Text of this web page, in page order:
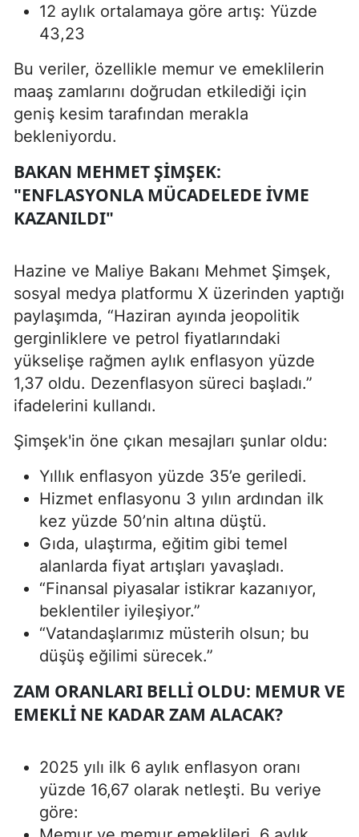
12 aylık ortalamaya göre artış: Yüzde
43,23
Bu veriler, özellikle memur ve emeklilerin
maaş zamlarını doğrudan etkilediği için
geniş kesim tarafından merakla
bekleniyordu.
BAKAN MEHMET ŞIMŞEK:
"ENFLASYONLA MÜCADELEDE İVME
KAZANILDI"
Hazine ve Maliye Bakanı Mehmet Şimşek,
sosyal medya platformu X üzerinden yaptığı
paylaşımda, “Haziran ayında jeopolitik
gerginliklere ve petrol fiyatlarındaki
yükselişe rağmen aylık enflasyon yüzde
1,37 oldu. Dezenflasyon süreci başladı.”
ifadelerini kullandı.
Şimşek'in öne çıkan mesajları şunlar oldu:
Yıllık enflasyon yüzde 35’e geriledi.
Hizmet enflasyonu 3 yılın ardından ilk
kez yüzde 50’nin altına düştü.
Gıda, ulaştırma, eğitim gibi temel
alanlarda fiyat artışları yavaşladı.
“Finansal piyasalar istikrar kazanıyor,
beklentiler iyileşiyor.”
“Vatandaşlarımız müsterih olsun; bu
düşüş eğilimi sürecek.”
ZAM ORANLARI BELLI OLDU: MEMUR VE
EMEKLI NE KADAR ZAM ALACAK?
2025 yılı ilk 6 aylık enflasyon oranı
yüzde 16,67 olarak netleşti. Bu veriye
göre: